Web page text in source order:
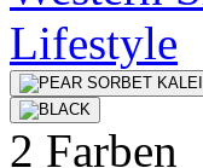
2 Farben